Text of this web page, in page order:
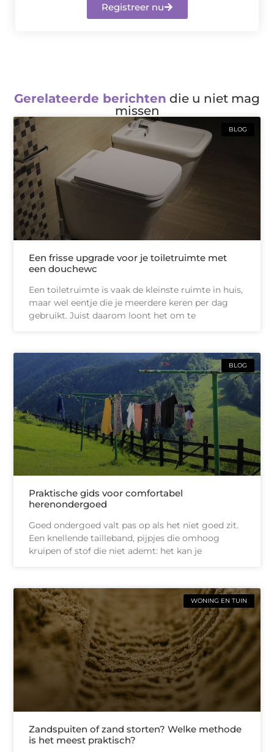
Registreer nu
Gerelateerde berichten die u niet mag
missen
BLOG
Een frisse upgrade voor je toiletruimte met
een douchewc
Een toiletruimte is vaak de kleinste ruimte in huis,
maar wel eentje die je meerdere keren per dag
gebruikt. Juist daarom loont het om te
BLOG
Praktische gids voor comfortabel
herenondergoed
Goed ondergoed valt pas op als het niet goed zit.
Een knellende tailleband, pijpjes die omhoog
kruipen of stof die niet ademt: het kan je
WONING EN TUIN
Zandspuiten of zand storten? Welke methode
is het meest praktisch?